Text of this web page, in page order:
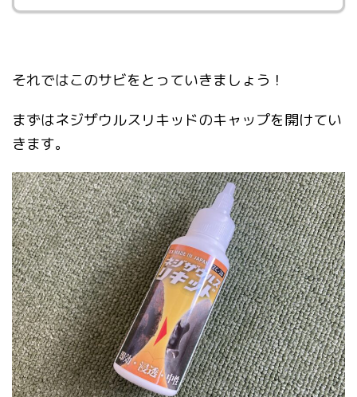
それではこのサビをとっていきましょう！
まずはネジザウルスリキッドのキャップを開けてい
きます。